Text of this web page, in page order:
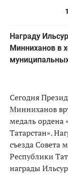
Награду
Минниханов в
Сегодня
Минниханов
медаль ордена
Татарстан».
съезда Совета
Республики
награды